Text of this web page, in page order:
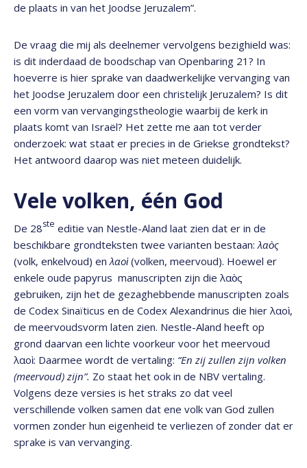
de plaats in van het Joodse Jeruzalem”.
De vraag die mij als deelnemer vervolgens bezighield was:
is dit inderdaad de boodschap van Openbaring 21? In
hoeverre is hier sprake van daadwerkelijke vervanging van
het Joodse Jeruzalem door een christelijk Jeruzalem? Is dit
een vorm van vervangingstheologie waarbij de kerk in
plaats komt van Israël? Het zette me aan tot verder
onderzoek: wat staat er precies in de Griekse grondtekst?
Het antwoord daarop was niet meteen duidelijk.
Vele volken, één God
De 28ste editie van Nestle-Aland laat zien dat er in de
beschikbare grondteksten twee varianten bestaan:λαὸς
(volk, enkelvoud) enλαοὶ(volken, meervoud). Hoewel er
enkele oude papyrus manuscripten zijn die λαὸς
gebruiken, zijn het de gezaghebbende manuscripten zoals
de Codex Sinaïticus en de Codex Alexandrinus die hier λαοὶ,
de meervoudsvorm laten zien. Nestle-Aland heeft op
grond daarvan een lichte voorkeur voor het meervoud
λαοὶ: Daarmee wordt de vertaling: “En zij zullen zijn volken
(meervoud) zijn”. Zo staat het ook in de NBV vertaling.
Volgens deze versies is het straks zo dat veel
verschillende volken samen dat ene volk van God zullen
vormen zonder hun eigenheid te verliezen of zonder dat er
sprake is van vervanging.